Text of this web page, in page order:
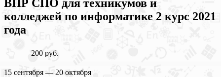
ВПР СПО для техникумов и
колледжей по информатике 2 курс 2021
года
200 руб.
15 сентября — 20 октября